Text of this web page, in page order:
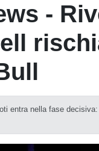
-
entra nella fase